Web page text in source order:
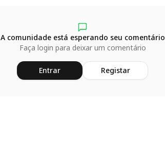
A comunidade está esperando seu comentário
Faça login para deixar um comentário
Entrar Registar